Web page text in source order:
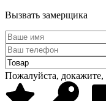
Вызвать замерщика
Пожалуйста,